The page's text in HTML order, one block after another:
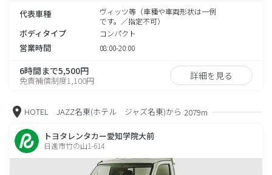
代表車種
ヴィッツ等（車種や車両形状は一例
です。／指定不可）
ボディタイプ コンパクト
営業時間 08:00-20:00
6時間まで5,500円
免責補償制度1,100円 詳細を見る
HOTEL JAZZ名東(ホテル ジャズ名東)から 2079m
トヨタレンタカー愛知学院大前
日進市竹の山1-614